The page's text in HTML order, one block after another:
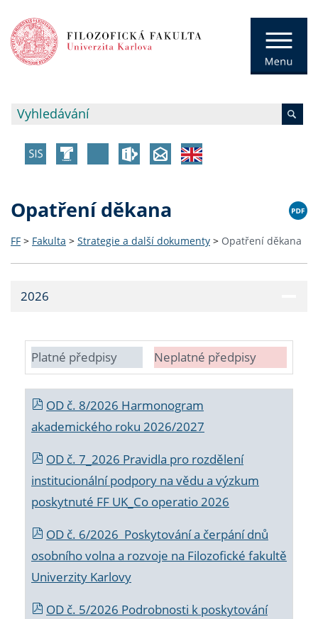
Opatření děkana
FF > Fakulta > Strategie a další dokumenty > Opatření děkana
2026
Platné předpisy Neplatné předpisy
OD č. 8/2026 Harmonogram
akademického roku 2026/2027
OD č. 7_2026 Pravidla pro rozdělení
institucionální podpory na vědu a výzkum
poskytnuté FF UK_Co operatio 2026
OD č. 6/2026 Poskytování a čerpání dnů
osobního volna a rozvoje na Filozofické fakultě
Univerzity Karlovy
OD č. 5/2026 Podrobnosti k poskytování